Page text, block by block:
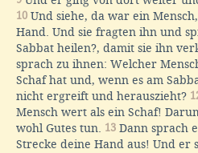
10 Und siehe, da war ein
Hand. Und sie fragten ihn und
Sabbat heilen?, damit sie ihn
sprach zu ihnen: Welcher
Schaf hat und, wenn es am
nicht ergreift und herauszieht?
Mensch wert als ein Schaf!
wohl Gutes tun. 13 Dann sprach
Strecke deine Hand aus! Und er